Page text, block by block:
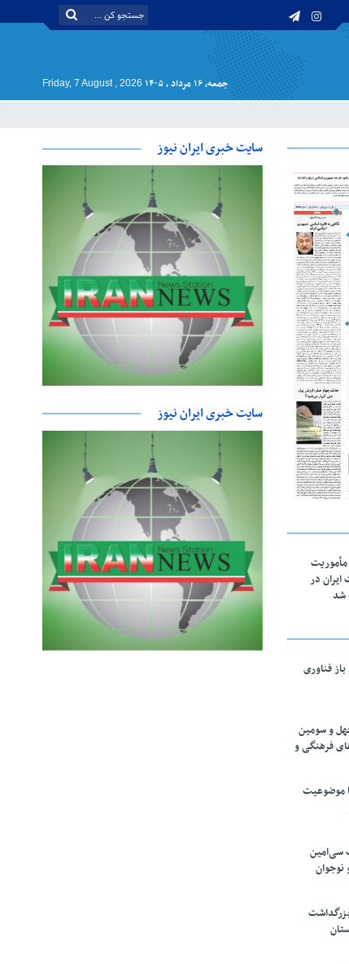
جمعه, ۱۶ مرداد , ۱۴۰۵ Friday, 7 August , 2026
۱۰۳ در مأموریت‌
ایران در
شد
فناوری
و سومین
فرهنگی و
موضوعیت
سی‌امین
نوجوان
سایت خبری ایران نیوز
سایت خبری ایران نیوز